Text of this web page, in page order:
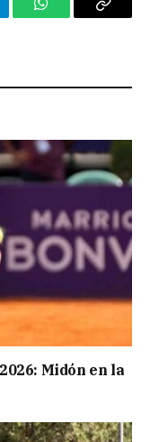
WhatsAppCopy
Midón en la